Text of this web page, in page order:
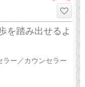
を踏み出せるよ
ラー／カウンセラー